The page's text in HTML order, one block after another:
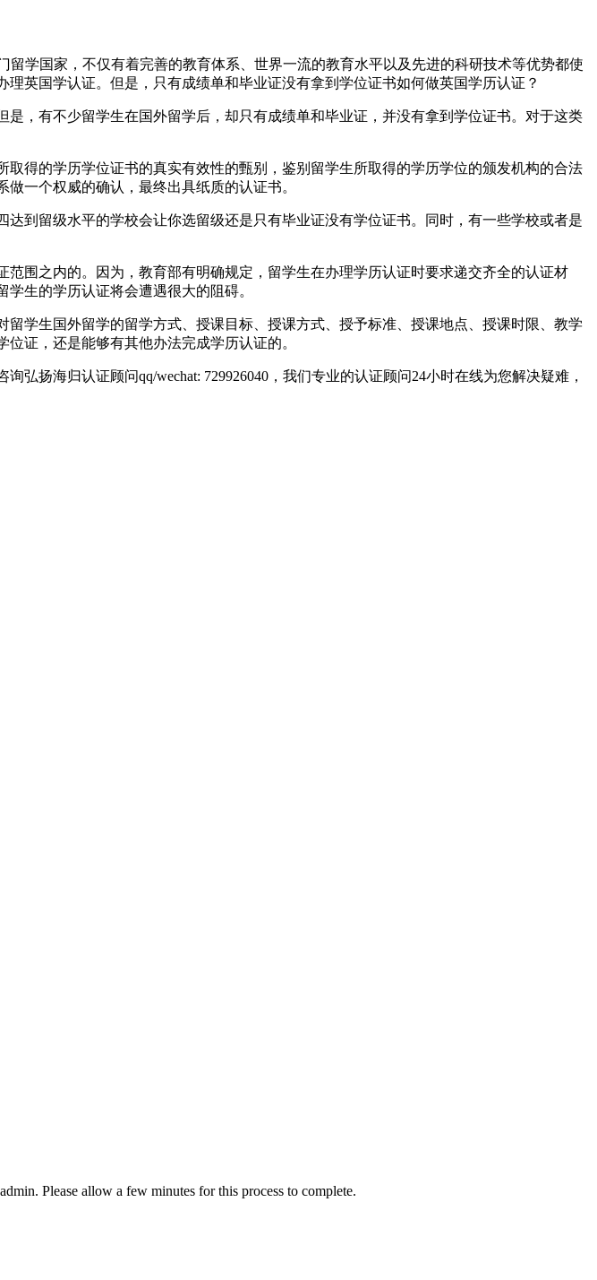
留学国家，不仅有着完善的教育体系、世界一流的教育水平以及先进的科研技术等优势都使
英国学认证。但是，只有成绩单和毕业证没有拿到学位证书如何做英国学历认证？
，有不少留学生在国外留学后，却只有成绩单和毕业证，并没有拿到学位证书。对于这类
得的学历学位证书的真实有效性的甄别，鉴别留学生所取得的学历学位的颁发机构的合法
一个权威的确认，最终出具纸质的认证书。
到留级水平的学校会让你选留级还是只有毕业证没有学位证书。同时，有一些学校或者是
围之内的。因为，教育部有明确规定，留学生在办理学历认证时要求递交齐全的认证材
生的学历认证将会遭遇很大的阻碍。
学生国外留学的留学方式、授课目标、授课方式、授予标准、授课地点、授课时限、教学
证，还是能够有其他办法完成学历认证的。
扬海归认证顾问qq/wechat: 729926040，我们专业的认证顾问24小时在线为您解决疑难，
Please allow a few minutes for this process to complete.